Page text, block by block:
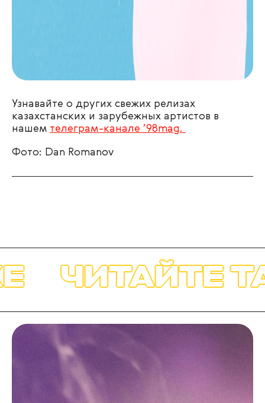
Узнавайте о других свежих релизах
казахстанских и зарубежных артистов в
нашем телеграм-канале ’98mag.
Фото: Dan Romanov
ЧИТАЙТЕ